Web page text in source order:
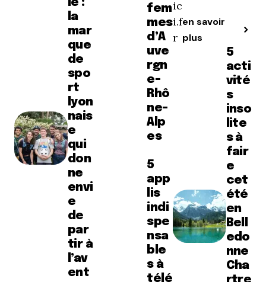
le :
la
mar
que
de
spo
rt
lyon
nais
e
qui
don
ne
envi
e
de
par
tir à
l’av
ent
fem
mes
d’A
uve
rgn
e-
Rhô
ne-
Alp
es
5
app
lis
indi
spe
nsa
ble
s à
télé
ic
i.f
r
en savoir
plus
5
acti
vité
s
inso
lite
s à
fair
e
cet
été
en
Bell
edo
nne
Cha